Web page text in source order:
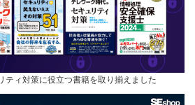
ティ対策に役立つ書籍を取り揃えました